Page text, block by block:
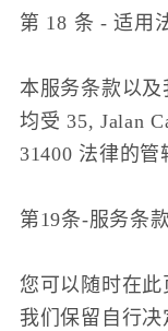
第 18 条 - 适用
本服务条款以
均受 35, Jalan
31400 法律的管
第19条-服务条
您可以随时在此
我们保留自行